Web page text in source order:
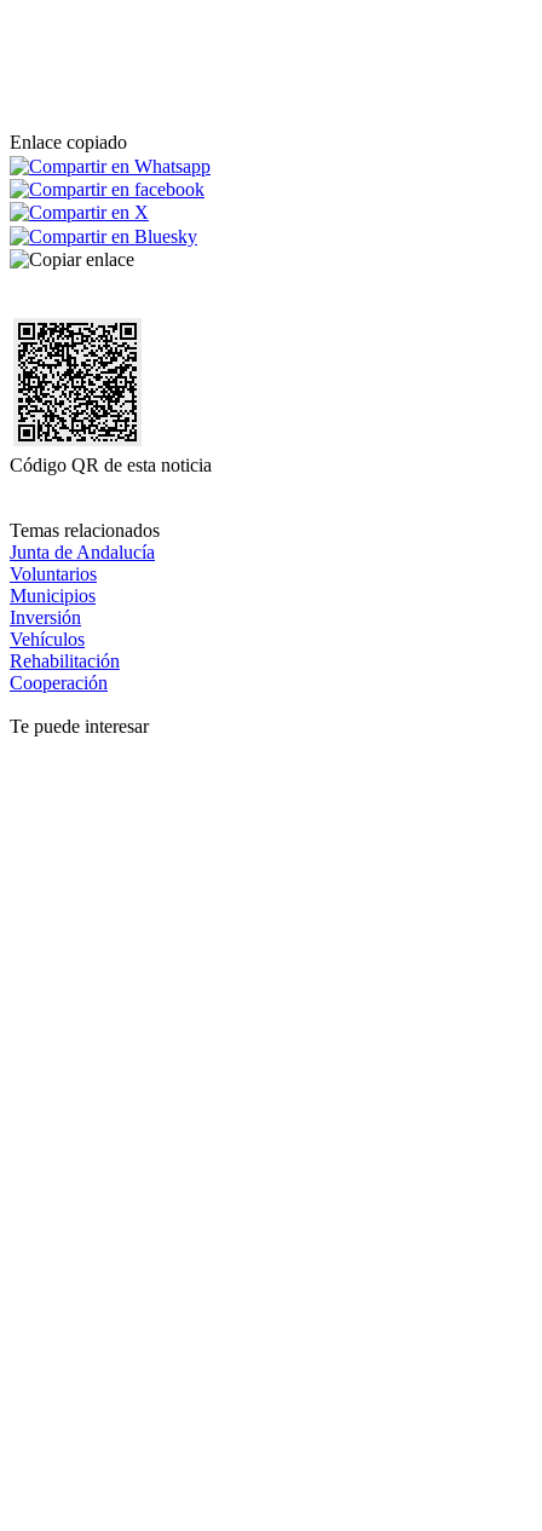
Enlace copiado
Código QR de esta noticia
Temas relacionados
Junta de Andalucía
Voluntarios
Municipios
Inversión
Vehículos
Rehabilitación
Cooperación
Te puede interesar